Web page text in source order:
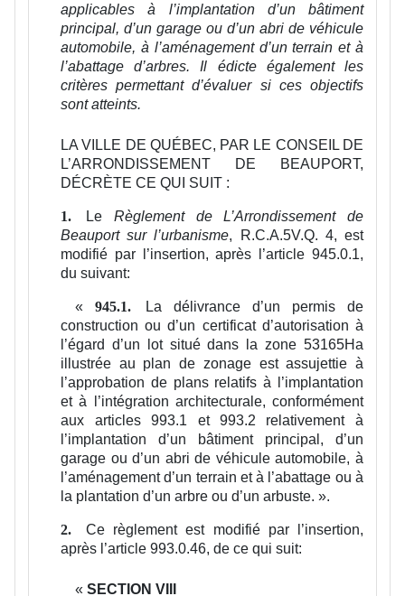
applicables à l’implantation d’un bâtiment
principal, d’un garage ou d’un abri de véhicule
automobile, à l’aménagement d’un terrain et à
l’abattage d’arbres. Il édicte également les
critères permettant d’évaluer si ces objectifs
sont atteints.
LA VILLE DE QUÉBEC, PAR LE CONSEIL DE
L’ARRONDISSEMENT DE BEAUPORT,
DÉCRÈTE CE QUI SUIT :
1. Le Règlement de L’Arrondissement de
Beauport sur l’urbanisme, R.C.A.5V.Q. 4, est
modifié par l’insertion, après l’article 945.0.1,
du suivant:
«945.1.
La délivrance d’un permis de
construction ou d’un certificat d’autorisation à
l’égard d’un lot situé dans la zone 53165Ha
illustrée au plan de zonage est assujettie à
l’approbation de plans relatifs à l’implantation
et à l’intégration architecturale, conformément
aux articles 993.1 et 993.2 relativement à
l’implantation d’un bâtiment principal, d’un
garage ou d’un abri de véhicule automobile, à
l’aménagement d’un terrain et à l’abattage ou à
la plantation d’un arbre ou d’un arbuste. ».
2.
Ce règlement est modifié par l’insertion,
après l’article 993.0.46, de ce qui suit:
«SECTION VIII